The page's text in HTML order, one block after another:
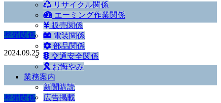
リサイクル関係
エーミング作業関係
販売関係
電装関係
部品関係
交通安全関係
お悔やみ
業務案内
新聞購読
広告掲載
整備関係
2024.09.25
整備関係